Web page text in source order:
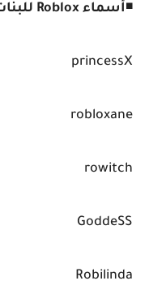
◾أسماء Roblox للبنات :
princessX
robloxane
rowitch
GoddeSS
Robilinda